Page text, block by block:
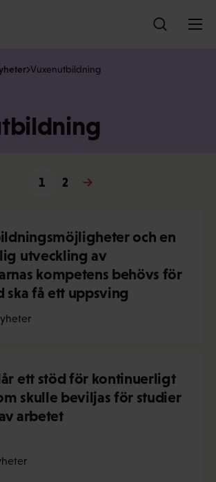
Vuxenutbildning
1 2
Nästa →
och en
utveckling av
kompetens behövs för
ska få ett uppsving
ett stöd för kontinuerligt
skulle beviljas för studier
arbetet